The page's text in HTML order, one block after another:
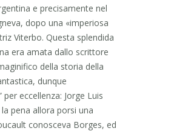
e precisamente nel
dopo una «imperiosa
Viterbo. Questa splendida
era amata dallo scrittore
della storia della
dunque
per eccellenza: Jorge Luis
pena allora porsi una
conosceva Borges, ed